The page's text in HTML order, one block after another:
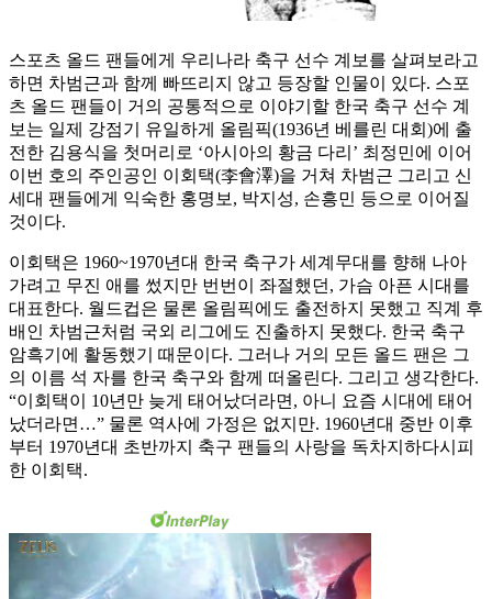
스포츠 올드 팬들에게 우리나라 축구 선수 계보를 살펴보라고
하면 차범근과 함께 빠뜨리지 않고 등장할 인물이 있다. 스포
츠 올드 팬들이 거의 공통적으로 이야기할 한국 축구 선수 계
보는 일제 강점기 유일하게 올림픽(1936년 베를린 대회)에 출
전한 김용식을 첫머리로 ‘아시아의 황금 다리’ 최정민에 이어
이번 호의 주인공인 이회택(李會澤)을 거쳐 차범근 그리고 신
세대 팬들에게 익숙한 홍명보, 박지성, 손흥민 등으로 이어질
것이다.
이회택은 1960~1970년대 한국 축구가 세계무대를 향해 나아
가려고 무진 애를 썼지만 번번이 좌절했던, 가슴 아픈 시대를
대표한다. 월드컵은 물론 올림픽에도 출전하지 못했고 직계 후
배인 차범근처럼 국외 리그에도 진출하지 못했다. 한국 축구
암흑기에 활동했기 때문이다. 그러나 거의 모든 올드 팬은 그
의 이름 석 자를 한국 축구와 함께 떠올린다. 그리고 생각한다.
“이회택이 10년만 늦게 태어났더라면, 아니 요즘 시대에 태어
났더라면…” 물론 역사에 가정은 없지만. 1960년대 중반 이후
부터 1970년대 초반까지 축구 팬들의 사랑을 독차지하다시피
한 이회택.